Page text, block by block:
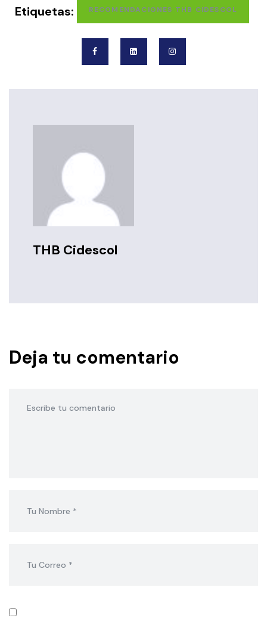
Etiquetas: RECOMENDACIONES THB CIDESCOL
THB Cidescol
Deja tu comentario